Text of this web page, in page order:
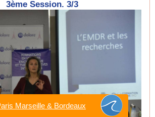
3ème Session. 3/3
Marseille & Bordeaux